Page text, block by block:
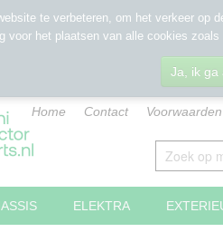
Home Contact Voorwaarden
ELEKTRA
te verbeteren, om het verkeer op
voor het plaatsen van alle cookies
Ja, ik ga